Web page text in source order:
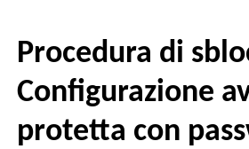
Procedura di
Configurazione
protetta con